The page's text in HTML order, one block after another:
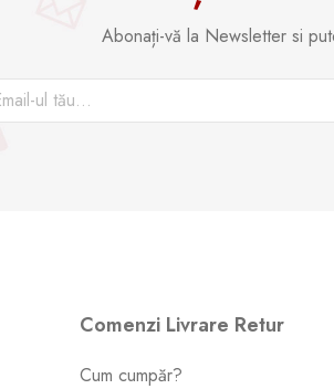
Abonați-vă la Newsletter si
Comenzi Livrare Retur
Cum cumpăr?